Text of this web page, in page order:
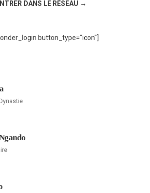
DANS LE RÉSEAU →
button_type="icon"]